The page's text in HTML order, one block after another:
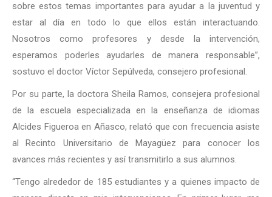
sobre estos temas importantes para ayudar a la juventud y
estar al día en todo lo que ellos están interactuando.
Nosotros como profesores y desde la intervención,
esperamos poderles ayudarles de manera responsable”,
sostuvo el doctor Víctor Sepúlveda, consejero profesional.
Por su parte, la doctora Sheila Ramos, consejera profesional
de la escuela especializada en la enseñanza de idiomas
Alcides Figueroa en Añasco, relató que con frecuencia asiste
al Recinto Universitario de Mayagüez para conocer los
avances más recientes y así transmitirlo a sus alumnos.
“Tengo alrededor de 185 estudiantes y a quienes impacto de